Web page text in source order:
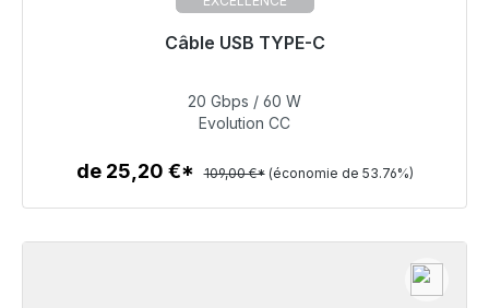
Câble USB TYPE-C
Prêt à être expédié, délai de livraison 48h*
50,40 €
Détails
20 Gbps / 60 W
Evolution CC
de 25,20 €* 109,00 €* (économie de 53.76%)